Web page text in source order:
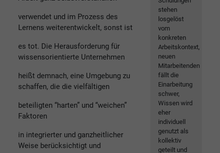
verwendet und im Prozess des
Lernens weiterentwickelt, sonst ist
es tot. Die Herausforderung für
wissensorientierte Unternehmen
heißt demnach, eine Umgebung zu
schaffen, die die vielfältigen
beteiligten “harten” und “weichen”
Faktoren
in integrierter und ganzheitlicher
Weise berücksichtigt und
stehen
losgelöst
vom
konkreten
Arbeitskontext,
neuen
Mitarbeitenden
fällt die
Einarbeitung
schwer,
Wissen wird
eher
individuell
genutzt als
kollektiv
geteilt und